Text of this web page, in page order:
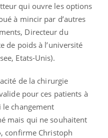
qui ouvre les options
à mincir par d’autres
Directeur du
de poids à l’université
Etats-Unis).
de la chirurgie
pour ces patients à
le changement
mais qui ne souhaitent
confirme Christoph